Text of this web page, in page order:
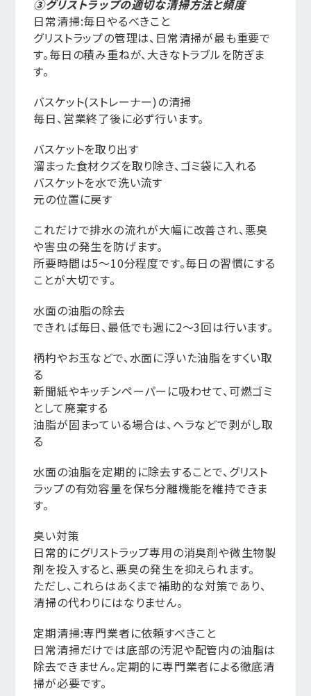
③グリストラップの適切な清掃方法と頻度
日常清掃:毎日やるべきこと
グリストラップの管理は、日常清掃が最も重要で
す。毎日の積み重ねが、大きなトラブルを防ぎま
す。
バスケット(ストレーナー)の清掃
毎日、営業終了後に必ず行います。
バスケットを取り出す
溜まった食材クズを取り除き、ゴミ袋に入れる
バスケットを水で洗い流す
元の位置に戻す
これだけで排水の流れが大幅に改善され、悪臭
や害虫の発生を防げます。
所要時間は5〜10分程度です。毎日の習慣にする
ことが大切です。
水面の油脂の除去
できれば毎日、最低でも週に2〜3回は行います。
柄杓やお玉などで、水面に浮いた油脂をすくい取
る
新聞紙やキッチンペーパーに吸わせて、可燃ゴミ
として廃棄する
油脂が固まっている場合は、ヘラなどで剥がし取
る
水面の油脂を定期的に除去することで、グリスト
ラップの有効容量を保ち分離機能を維持できま
す。
臭い対策
日常的にグリストラップ専用の消臭剤や微生物製
剤を投入すると、悪臭の発生を抑えられます。
ただし、これらはあくまで補助的な対策であり、
清掃の代わりにはなりません。
定期清掃:専門業者に依頼すべきこと
日常清掃だけでは底部の汚泥や配管内の油脂は
除去できません。定期的に専門業者による徹底清
掃が必要です。